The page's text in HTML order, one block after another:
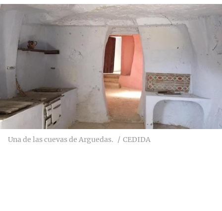
Una de las cuevas de Arguedas. CEDIDA